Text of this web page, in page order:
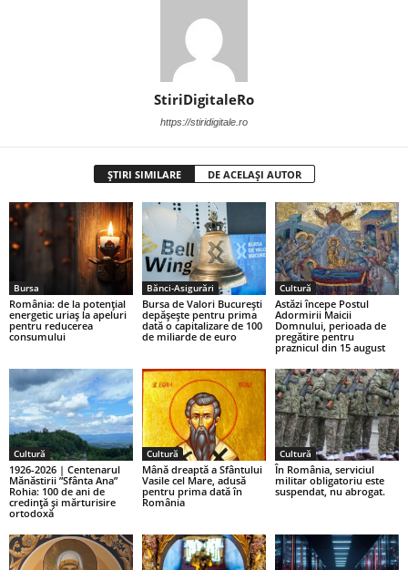
StiriDigitaleRo
https://stiridigitale.ro
ȘTIRI SIMILARE DE ACELAȘI AUTOR
Bursa
România: de la potențial
energetic uriaș la apeluri
pentru reducerea
consumului
Bănci-Asigurări
Bursa de Valori București
depășește pentru prima
dată o capitalizare de 100
de miliarde de euro
Cultură
Astăzi începe Postul
Adormirii Maicii
Domnului, perioada de
pregătire pentru
praznicul din 15 august
Cultură
1926-2026 | Centenarul
Mănăstirii ”Sfânta Ana”
Rohia: 100 de ani de
credință și mărturisire
ortodoxă
Cultură
Mână dreaptă a Sfântului
Vasile cel Mare, adusă
pentru prima dată în
România
Cultură
În România, serviciul
militar obligatoriu este
suspendat, nu abrogat.